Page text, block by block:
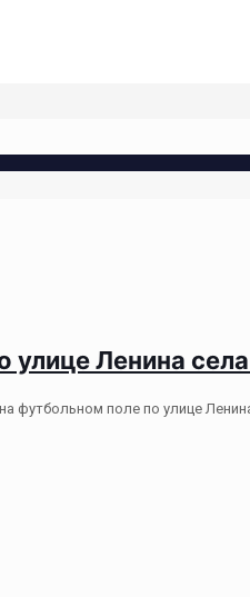
улице Ленина
поле по улице